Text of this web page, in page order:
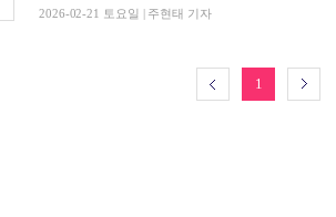
2026-02-21 토요일 | 주현태 기자
1